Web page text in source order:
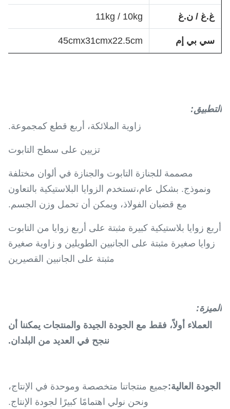
غ.غ / ن.غ 11kg / 10kg
سي بي إم 45cmx31cmx22.5cm
التطبيق:
زاوية الملائكة، أربع قطع كمجموعة.
تزيين على سطح التابوت
مصممة للجنازة التابوت والجنازة في ألوان مختلفة
ونموذج. بشكل عام،تستخدم الزوايا البلاستيكية بالتعاون
مع قضبان الفولاذ، ويمكن أن تحمل وزن الجسم.
أربع زوايا بلاستيكية كبيرة مثبتة على أربع زوايا من التابوت
زوايا صغيرة مثبتة على الجانبين الطويلين و زاوية صغيرة
مثبتة على الجانبين القصيرين
الميزة:
العملاء أولاً، فقط مع الجودة الجيدة والمنتجات يمكننا أن
ننجح في العديد من البلدان.
الجودة العالية:جميع منتجاتنا متخصصة وموحدة في الإنتاج،
ونحن نولي اهتمامًا كبيرًا لجودة الإنتاج.